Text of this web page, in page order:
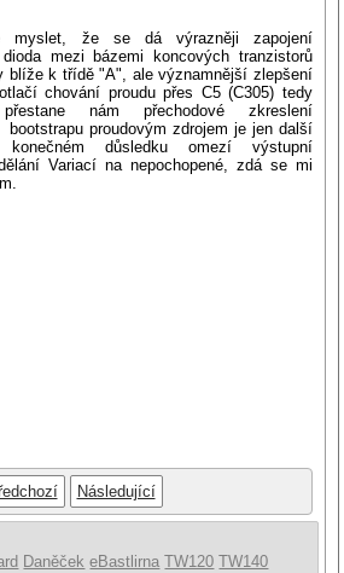
myslet, že se dá výrazněji zapojení
mezi bázemi koncových tranzistorů
blíže k třídě "A", ale významnější zlepšení
chování proudu přes C5 (C305) tedy
nám přechodové zkreslení
bootstrapu proudovým zdrojem je jen další
důsledku omezí výstupní
Variací na nepochopené, zdá se mi
Následující
Daněček eBastlirna TW120 TW140